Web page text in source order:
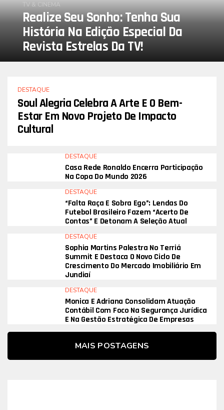
TV & CINEMA
Realize Seu Sonho: Tenha Sua
História Na Edição Especial Da
Revista Estrelas Da TV!
DESTAQUE
Soul Alegria Celebra A Arte E O Bem-
Estar Em Novo Projeto De Impacto
Cultural
DESTAQUE
Casa Rede Ronaldo Encerra Participação
Na Copa Do Mundo 2026
DESTAQUE
“Falta Raça E Sobra Ego”: Lendas Do
Futebol Brasileiro Fazem “acerto De
Contas” E Detonam A Seleção Atual
DESTAQUE
Sophia Martins Palestra No Terriá
Summit E Destaca O Novo Ciclo De
Crescimento Do Mercado Imobiliário Em
Jundiaí
DESTAQUE
Monica E Adriana Consolidam Atuação
Contábil Com Foco Na Segurança Jurídica
E Na Gestão Estratégica De Empresas
MAIS POSTAGENS